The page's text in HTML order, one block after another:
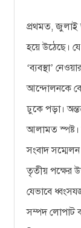
প্রথমত, জুলাই
হয়ে উঠেছে।
‘ব্যবস্থা’
আন্দোলনকে
ঢুকে পড়া।
আলামত স্পষ্ট।
সংবাদ
তৃতীয় পক্ষের
যেভাবে
সম্পদ লোপাট